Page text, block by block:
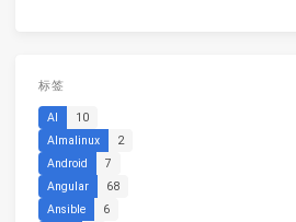
标签
AI
10
Almalinux
2
Android
7
Angular
68
Ansible
6